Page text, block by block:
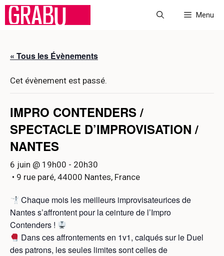
Aller
Menu
« Tous les Évènements
Cet évènement est passé.
IMPRO CONTENDERS /
SPECTACLE D’IMPROVISATION /
NANTES
6 juin @ 19h00 - 20h30
• 9 rue paré, 44000 Nantes, France
Chaque mois les meilleurs improvisateurices de
Nantes s’affrontent pour la ceinture de l’Impro
Contenders !
Dans ces affrontements en 1v1, calqués sur le Duel
des patrons, les seules limites sont celles de